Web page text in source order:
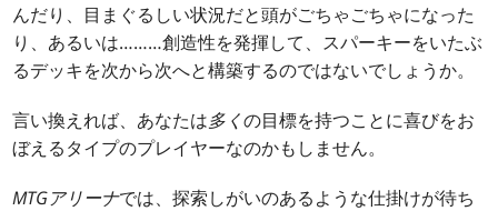
んだり、目まぐるしい状況だと頭がごちゃごちゃになった
り、あるいは………創造性を発揮して、スパーキーをいたぶ
るデッキを次から次へと構築するのではないでしょうか。
言い換えれば、あなたは多くの目標を持つことに喜びをお
ぼえるタイプのプレイヤーなのかもしません。
MTGアリーナでは、探索しがいのあるような仕掛けが待ち